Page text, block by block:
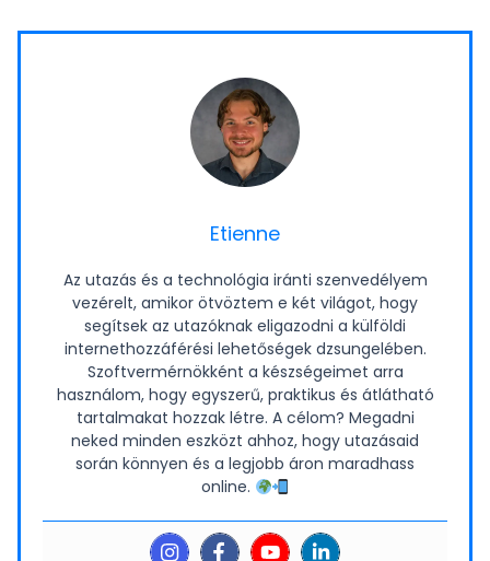
Etienne
Az utazás és a technológia iránti szenvedélyem
vezérelt, amikor ötvöztem e két világot, hogy
segítsek az utazóknak eligazodni a külföldi
internethozzáférési lehetőségek dzsungelében.
Szoftvermérnökként a készségeimet arra
használom, hogy egyszerű, praktikus és átlátható
tartalmakat hozzak létre. A célom? Megadni
neked minden eszközt ahhoz, hogy utazásaid
során könnyen és a legjobb áron maradhass
online.